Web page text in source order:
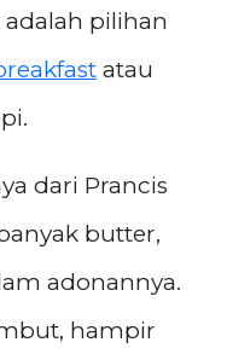
adalah pilihan
atau
dari Prancis
butter,
adonannya.
hampir